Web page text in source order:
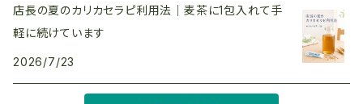
店長の夏のカリカセラピ利用法｜麦茶に1包入れて手
軽に続けています
2026/7/23